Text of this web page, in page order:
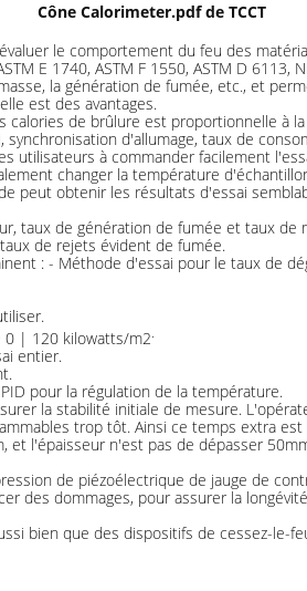
Cône Calorimeter.pdf de TCCT
le comportement du feu des
E 1740, ASTM F 1550, ASTM D
la génération de fumée, etc., et
est des avantages.
de brûlure est proportionnelle à
d'allumage, taux de
utilisateurs à commander facilement
changer la température
peut obtenir les résultats d'essai
taux de génération de fumée et taux de
de rejets évident de fumée.
: - Méthode d'essai pour le taux de
0 | 120 kilowatts/m2.
entier.
pour la régulation de la température.
la stabilité initiale de mesure.
trop tôt. Ainsi ce temps extra
l'épaisseur n'est pas de dépasser
de piézoélectrique de jauge de
des dommages, pour assurer la
bien que des dispositifs de cessez-le-